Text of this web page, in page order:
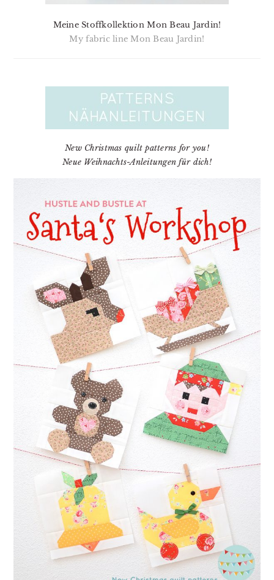
Meine Stoffkollektion Mon Beau Jardin!
My fabric line Mon Beau Jardin!
New Christmas quilt patterns for you!
Neue Weihnachts-Anleitungen für dich!